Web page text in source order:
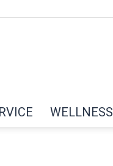
WELLNESS